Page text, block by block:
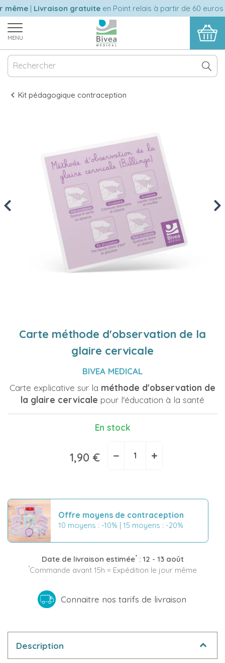
|Livraison gratuiteen Point relais à partir de 60 euros
MENU
Kit pédagogique contraception
Previous
Carte méthode d'observation de la
glaire cervicale
BIVEA MEDICAL
Carte explicative sur la méthode d'observation de
la glaire cervicale pour l'éducation à la santé
En stock
1,90 € − +
Offre moyens de contraception
10 moyens : -10% | 15 moyens : -20%
Date de livraison estimée*: 12 - 13 août
*Commande avant 15h = Expédition le jour même
Connaitre nos tarifs de livraison
Description